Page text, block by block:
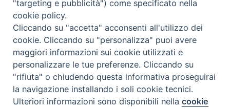
WEBMAIL
RENDICONTO 8X1000
PRIVACY E COOKIE POLICY
Preferenze Cookie
"targeting e pubblicità") come specificato nella
cookie policy.
Cliccando su "accetta" acconsenti all'utilizzo dei
cookie. Cliccando su "personalizza" puoi avere
maggiori informazioni sui cookie utilizzati e
personalizzare le tue preferenze. Cliccando su
"rifiuta" o chiudendo questa informativa proseguirai
la navigazione installando i soli cookie tecnici.
Ulteriori informazioni sono disponibili nellacookie